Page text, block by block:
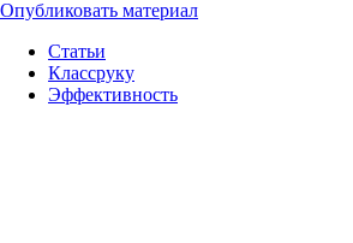
Опубликовать материал
Статьи
Классруку
Эффективность